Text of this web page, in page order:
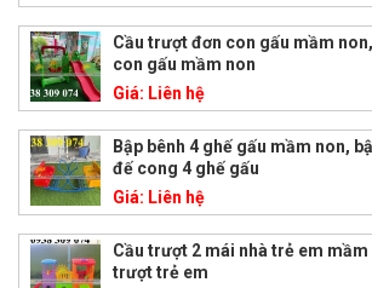
Cầu trượt đơn con gấu mầm
con gấu mầm non
Giá: Liên hệ
Bập bênh 4 ghế gấu mầm non,
đế cong 4 ghế gấu
Giá: Liên hệ
Cầu trượt 2 mái nhà trẻ em
trượt trẻ em